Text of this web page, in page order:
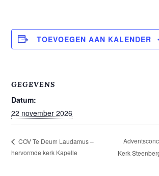
TOEVOEGEN AAN KALENDER
GEGEVENS
Datum:
22 november 2026
COV Te Deum Laudamus –
hervormde kerk Kapelle
Kerk